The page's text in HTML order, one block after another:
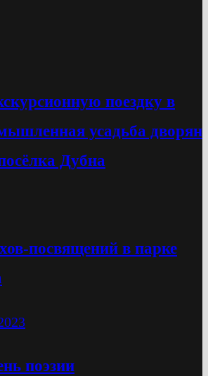
поездку в
усадьба дворян
Дубна
посвящений в парке
поэзии